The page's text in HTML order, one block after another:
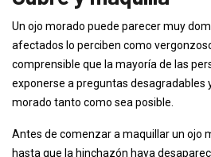
Un ojo morado puede parecer muy
afectados lo perciben como
comprensible que la mayoría de las
exponerse a preguntas desagradables
morado tanto como sea posible.
Antes de comenzar a maquillar un ojo
hasta que la hinchazón haya